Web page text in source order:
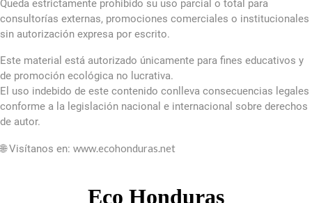
Queda estrictamente prohibido su uso parcial o total para
consultorías externas, promociones comerciales o institucionales
sin autorización expresa por escrito.
Este material está autorizado únicamente para fines educativos y
de promoción ecológica no lucrativa.
El uso indebido de este contenido conlleva consecuencias legales
conforme a la legislación nacional e internacional sobre derechos
de autor.
🌐 Visítanos en: www.ecohonduras.net
Eco Honduras